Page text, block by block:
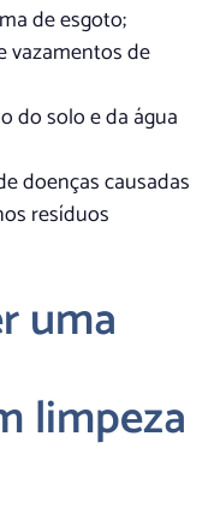
de esgoto;
vazamentos de
do solo e da água
doenças causadas
resíduos
uma
limpeza